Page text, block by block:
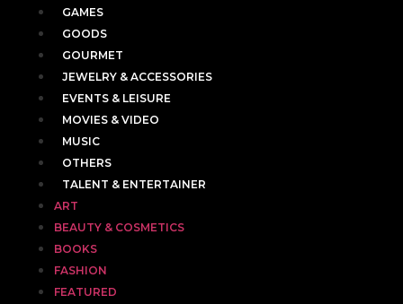
GAMES
GOODS
GOURMET
JEWELRY & ACCESSORIES
EVENTS & LEISURE
MOVIES & VIDEO
MUSIC
OTHERS
TALENT & ENTERTAINER
ART
BEAUTY & COSMETICS
BOOKS
FASHION
FEATURED